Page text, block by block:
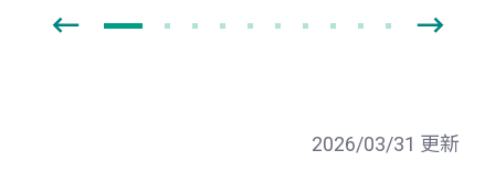
2026/03/31 更新